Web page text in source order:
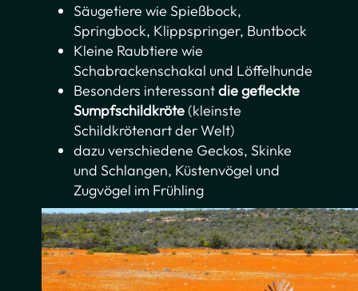
Säugetiere wie Spießbock,
Springbock, Klippspringer, Buntbock
Kleine Raubtiere wie
Schabrackenschakal und Löffelhunde
Besonders interessantdie gefleckte
Sumpfschildkröte (kleinste
Schildkrötenart der Welt)
dazu verschiedene Geckos, Skinke
und Schlangen, Küstenvögel und
Zugvögel im Frühling